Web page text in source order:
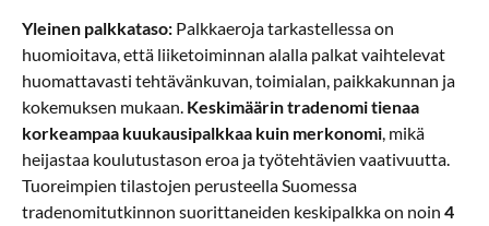
Yleinen palkkataso: Palkkaeroja tarkastellessa on
huomioitava, että liiketoiminnan alalla palkat vaihtelevat
huomattavasti tehtävänkuvan, toimialan, paikkakunnan ja
kokemuksen mukaan. Keskimäärin tradenomi tienaa
korkeampaa kuukausipalkkaa kuin merkonomi, mikä
heijastaa koulutustason eroa ja työtehtävien vaativuutta.
Tuoreimpien tilastojen perusteella Suomessa
tradenomitutkinnon suorittaneiden keskipalkka on noin 4